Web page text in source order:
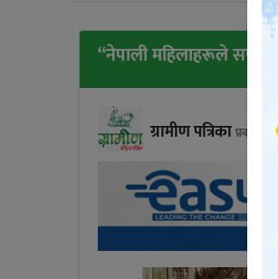
“नेपाली महिलाहरूले
ग्रामीण पत्रिका